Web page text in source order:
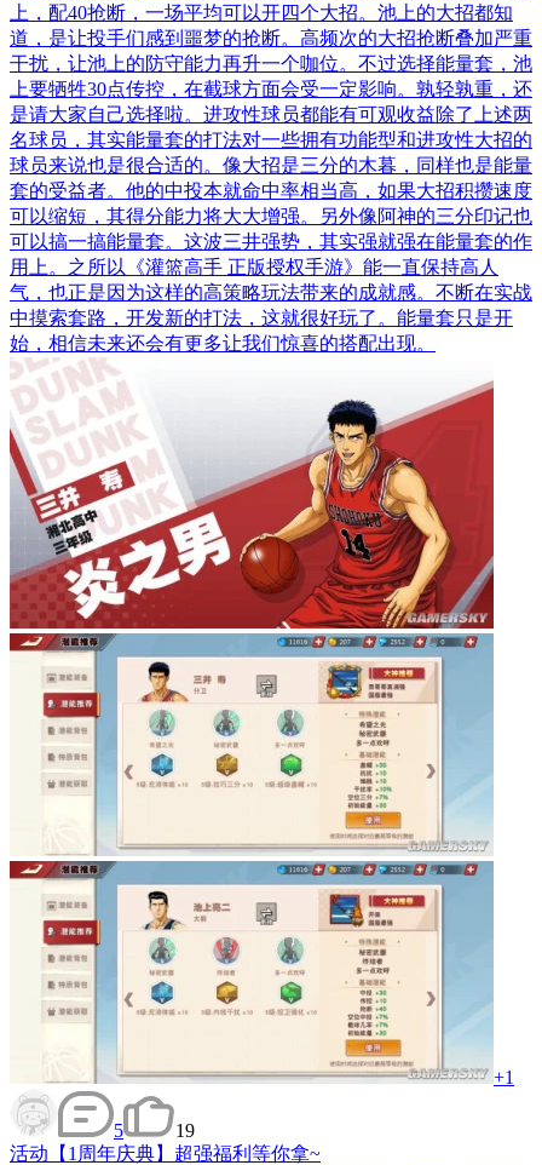
上，配40抢断，一场平均可以开四个大招。池上的大招都知
道，是让投手们感到噩梦的抢断。高频次的大招抢断叠加严重
干扰，让池上的防守能力再升一个咖位。不过选择能量套，池
上要牺牲30点传控，在截球方面会受一定影响。孰轻孰重，还
是请大家自己选择啦。进攻性球员都能有可观收益除了上述两
名球员，其实能量套的打法对一些拥有功能型和进攻性大招的
球员来说也是很合适的。像大招是三分的木暮，同样也是能量
套的受益者。他的中投本就命中率相当高，如果大招积攒速度
可以缩短，其得分能力将大大增强。另外像阿神的三分印记也
可以搞一搞能量套。这波三井强势，其实强就强在能量套的作
用上。之所以《灌篮高手 正版授权手游》能一直保持高人
气，也正是因为这样的高策略玩法带来的成就感。不断在实战
中摸索套路，开发新的打法，这就很好玩了。能量套只是开
始，相信未来还会有更多让我们惊喜的搭配出现。
+1
5
19
活动 【1周年庆典】超强福利等你拿~